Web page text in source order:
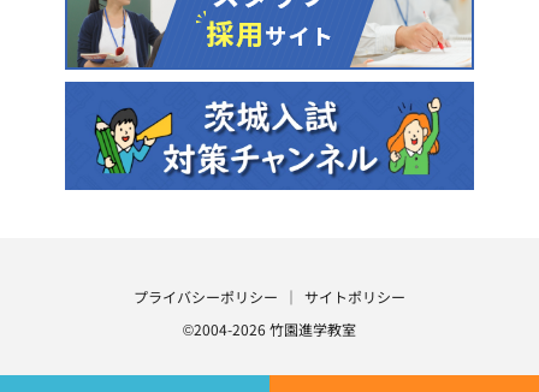
プライバシーポリシー
サイトポリシー
©2004-2026 竹園進学教室